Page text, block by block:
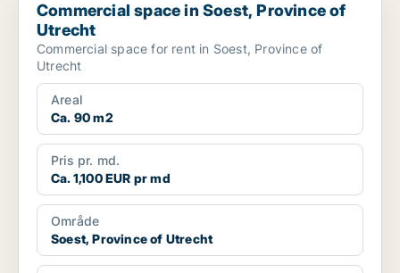
Commercial space in Soest, Province of
Utrecht
Commercial space for rent in Soest, Province of
Utrecht
Areal
Ca. 90 m2
Pris pr. md.
Ca. 1,100 EUR pr md
Område
Soest, Province of Utrecht